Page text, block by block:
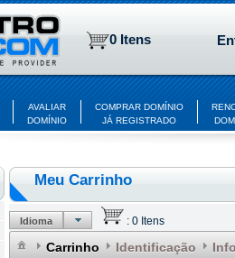
0 Itens
AVALIAR
DOMÍNIO
COMPRAR DOMÍNIO
JÁ REGISTRADO
Meu Carrinho
Idioma : 0 Itens
Carrinho Identificação